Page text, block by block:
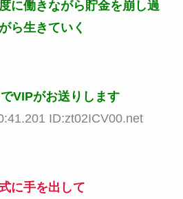
に働きながら貯金を崩し過
ら生きていく
VIPがお送りします
ID:zt02ICV00.net
に手を出して